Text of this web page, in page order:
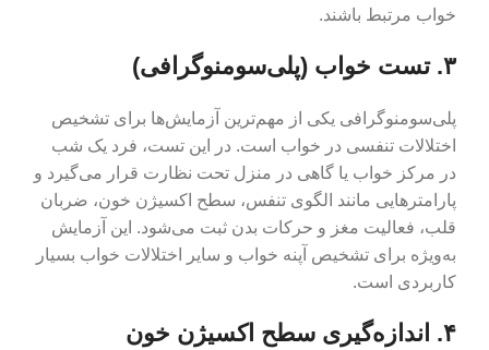
خواب مرتبط باشند.
۳. تست خواب (پلی‌سومنوگرافی)
پلی‌سومنوگرافی یکی از مهم‌ترین آزمایش‌ها برای تشخیص
اختلالات تنفسی در خواب است. در این تست، فرد یک شب
در مرکز خواب یا گاهی در منزل تحت نظارت قرار می‌گیرد و
پارامترهایی مانند الگوی تنفس، سطح اکسیژن خون، ضربان
قلب، فعالیت مغز و حرکات بدن ثبت می‌شود. این آزمایش
به‌ویژه برای تشخیص آپنه خواب و سایر اختلالات خواب بسیار
کاربردی است.
۴. اندازه‌گیری سطح اکسیژن خون